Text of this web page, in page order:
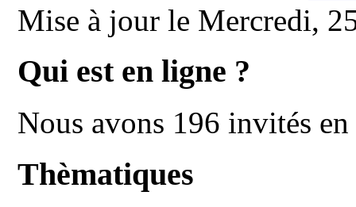
Mise à jour le Mercredi,
Qui est en ligne ?
Nous avons 196 invités
Thèmatiques